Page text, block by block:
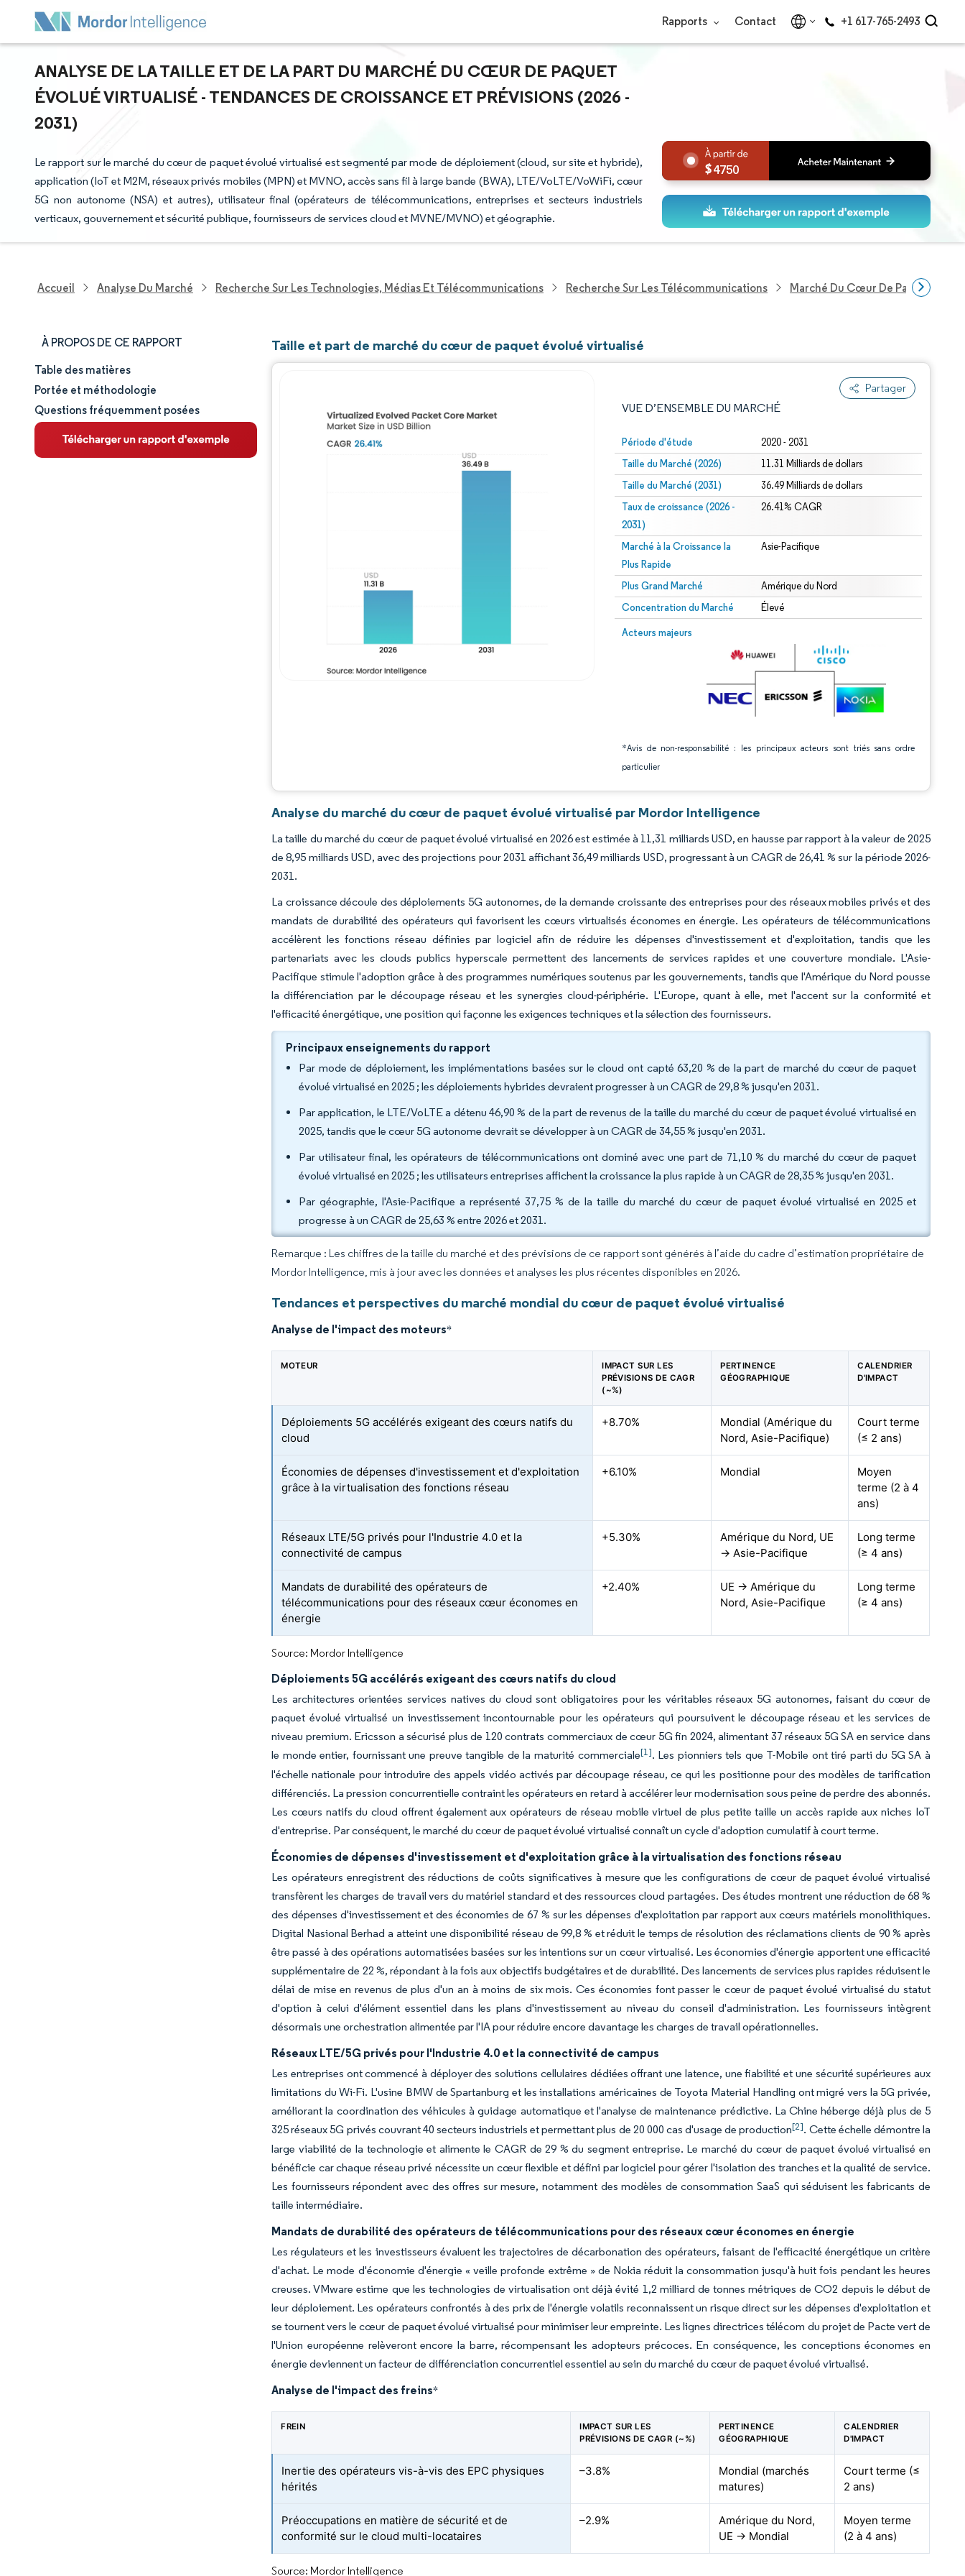
Rapports Contact +1 617-765-2493
ANALYSE DE LA TAILLE ET DE LA PART DU MARCHÉ DU CŒUR DE PAQUET
ÉVOLUÉ VIRTUALISÉ - TENDANCES DE CROISSANCE ET PRÉVISIONS (2026 -
2031)
Le rapport sur le marché du cœur de paquet évolué virtualisé est segmenté par mode de déploiement (cloud, sur site et hybride),
application (IoT et M2M, réseaux privés mobiles (MPN) et MVNO, accès sans fil à large bande (BWA), LTE/VoLTE/VoWiFi, cœur
5G non autonome (NSA) et autres), utilisateur final (opérateurs de télécommunications, entreprises et secteurs industriels
verticaux, gouvernement et sécurité publique, fournisseurs de services cloud et MVNE/MVNO) et géographie.
4750
Accueil Analyse Du Marché Recherche Sur Les Technologies, Médias Et Télécommunications Recherche Sur Les Télécommunications Marché Du Cœur De Paquet
À PROPOS DE CE RAPPORT
Taille et part de marché
Analyse du marché
Tendances et perspectives
Table des matières
Portée et méthodologie
Questions fréquemment posées
Taille et part de marché du cœur de paquet évolué virtualisé
Partager
VUE D’ENSEMBLE DU MARCHÉ
Période d'étude 2020 - 2031
Taille du Marché (2026) 11.31 Milliards de dollars
Taille du Marché (2031) 36.49 Milliards de dollars
Taux de croissance (2026 -
2031)
26.41% CAGR
Marché à la Croissance la
Plus Rapide
Asie-Pacifique
Plus Grand Marché Amérique du Nord
Concentration du Marché Élevé
Acteurs majeurs
*Avis de non-responsabilité : les principaux acteurs sont triés sans ordre
particulier
Image © Mordor Intelligence. La réutilisation nécessite une attribution sous CC BY 4.0.
Image © Mordor Intelligence. La réutilisation nécessite une attribution sous CC BY 4.0.
Analyse du marché du cœur de paquet évolué virtualisé par Mordor Intelligence
La taille du marché du cœur de paquet évolué virtualisé en 2026 est estimée à 11,31 milliards USD, en hausse par rapport à la valeur de 2025
de 8,95 milliards USD, avec des projections pour 2031 affichant 36,49 milliards USD, progressant à un CAGR de 26,41 % sur la période 2026-
2031.
La croissance découle des déploiements 5G autonomes, de la demande croissante des entreprises pour des réseaux mobiles privés et des
mandats de durabilité des opérateurs qui favorisent les cœurs virtualisés économes en énergie. Les opérateurs de télécommunications
accélèrent les fonctions réseau définies par logiciel afin de réduire les dépenses d'investissement et d'exploitation, tandis que les
partenariats avec les clouds publics hyperscale permettent des lancements de services rapides et une couverture mondiale. L'Asie-
Pacifique stimule l'adoption grâce à des programmes numériques soutenus par les gouvernements, tandis que l'Amérique du Nord pousse
la différenciation par le découpage réseau et les synergies cloud-périphérie. L'Europe, quant à elle, met l'accent sur la conformité et
l'efficacité énergétique, une position qui façonne les exigences techniques et la sélection des fournisseurs.
Principaux enseignements du rapport
Par mode de déploiement, les implémentations basées sur le cloud ont capté 63,20 % de la part de marché du cœur de paquet
évolué virtualisé en 2025 ; les déploiements hybrides devraient progresser à un CAGR de 29,8 % jusqu'en 2031.
Par application, le LTE/VoLTE a détenu 46,90 % de la part de revenus de la taille du marché du cœur de paquet évolué virtualisé en
2025, tandis que le cœur 5G autonome devrait se développer à un CAGR de 34,55 % jusqu'en 2031.
Par utilisateur final, les opérateurs de télécommunications ont dominé avec une part de 71,10 % du marché du cœur de paquet
évolué virtualisé en 2025 ; les utilisateurs entreprises affichent la croissance la plus rapide à un CAGR de 28,35 % jusqu'en 2031.
Par géographie, l'Asie-Pacifique a représenté 37,75 % de la taille du marché du cœur de paquet évolué virtualisé en 2025 et
progresse à un CAGR de 25,63 % entre 2026 et 2031.
Remarque : Les chiffres de la taille du marché et des prévisions de ce rapport sont générés à l’aide du cadre d’estimation propriétaire de
Mordor Intelligence, mis à jour avec les données et analyses les plus récentes disponibles en 2026.
Tendances et perspectives du marché mondial du cœur de paquet évolué virtualisé
Analyse de l'impact des moteurs*
MOTEUR
IMPACT SUR LES
PRÉVISIONS DE CAGR
(~%)
PERTINENCE
GÉOGRAPHIQUE
CALENDRIER
D'IMPACT
Déploiements 5G accélérés exigeant des cœurs natifs du
cloud
+8.70%
Mondial (Amérique du
Nord, Asie-Pacifique)
Court terme
(≤ 2 ans)
Économies de dépenses d'investissement et d'exploitation
grâce à la virtualisation des fonctions réseau
+6.10% Mondial
Moyen
terme (2 à 4
ans)
Réseaux LTE/5G privés pour l'Industrie 4.0 et la
connectivité de campus
+5.30%
Amérique du Nord, UE
→ Asie-Pacifique
Long terme
(≥ 4 ans)
Mandats de durabilité des opérateurs de
télécommunications pour des réseaux cœur économes en
énergie
+2.40%
UE → Amérique du
Nord, Asie-Pacifique
Long terme
(≥ 4 ans)
Source: Mordor Intelligence
Déploiements 5G accélérés exigeant des cœurs natifs du cloud
Les architectures orientées services natives du cloud sont obligatoires pour les véritables réseaux 5G autonomes, faisant du cœur de
paquet évolué virtualisé un investissement incontournable pour les opérateurs qui poursuivent le découpage réseau et les services de
niveau premium. Ericsson a sécurisé plus de 120 contrats commerciaux de cœur 5G fin 2024, alimentant 37 réseaux 5G SA en service dans
le monde entier, fournissant une preuve tangible de la maturité commerciale[1]. Les pionniers tels que T-Mobile ont tiré parti du 5G SA à
l'échelle nationale pour introduire des appels vidéo activés par découpage réseau, ce qui les positionne pour des modèles de tarification
différenciés. La pression concurrentielle contraint les opérateurs en retard à accélérer leur modernisation sous peine de perdre des abonnés.
Les cœurs natifs du cloud offrent également aux opérateurs de réseau mobile virtuel de plus petite taille un accès rapide aux niches IoT
d'entreprise. Par conséquent, le marché du cœur de paquet évolué virtualisé connaît un cycle d'adoption cumulatif à court terme.
Économies de dépenses d'investissement et d'exploitation grâce à la virtualisation des fonctions réseau
Les opérateurs enregistrent des réductions de coûts significatives à mesure que les configurations de cœur de paquet évolué virtualisé
transfèrent les charges de travail vers du matériel standard et des ressources cloud partagées. Des études montrent une réduction de 68 %
des dépenses d'investissement et des économies de 67 % sur les dépenses d'exploitation par rapport aux cœurs matériels monolithiques.
Digital Nasional Berhad a atteint une disponibilité réseau de 99,8 % et réduit le temps de résolution des réclamations clients de 90 % après
être passé à des opérations automatisées basées sur les intentions sur un cœur virtualisé. Les économies d'énergie apportent une efficacité
supplémentaire de 22 %, répondant à la fois aux objectifs budgétaires et de durabilité. Des lancements de services plus rapides réduisent le
délai de mise en revenus de plus d'un an à moins de six mois. Ces économies font passer le cœur de paquet évolué virtualisé du statut
d'option à celui d'élément essentiel dans les plans d'investissement au niveau du conseil d'administration. Les fournisseurs intègrent
désormais une orchestration alimentée par l'IA pour réduire encore davantage les charges de travail opérationnelles.
Réseaux LTE/5G privés pour l'Industrie 4.0 et la connectivité de campus
Les entreprises ont commencé à déployer des solutions cellulaires dédiées offrant une latence, une fiabilité et une sécurité supérieures aux
limitations du Wi-Fi. L'usine BMW de Spartanburg et les installations américaines de Toyota Material Handling ont migré vers la 5G privée,
améliorant la coordination des véhicules à guidage automatique et l'analyse de maintenance prédictive. La Chine héberge déjà plus de 5
325 réseaux 5G privés couvrant 40 secteurs industriels et permettant plus de 20 000 cas d'usage de production[2]. Cette échelle démontre la
large viabilité de la technologie et alimente le CAGR de 29 % du segment entreprise. Le marché du cœur de paquet évolué virtualisé en
bénéficie car chaque réseau privé nécessite un cœur flexible et défini par logiciel pour gérer l'isolation des tranches et la qualité de service.
Les fournisseurs répondent avec des offres sur mesure, notamment des modèles de consommation SaaS qui séduisent les fabricants de
taille intermédiaire.
Mandats de durabilité des opérateurs de télécommunications pour des réseaux cœur économes en énergie
Les régulateurs et les investisseurs évaluent les trajectoires de décarbonation des opérateurs, faisant de l'efficacité énergétique un critère
d'achat. Le mode d'économie d'énergie « veille profonde extrême » de Nokia réduit la consommation jusqu'à huit fois pendant les heures
creuses. VMware estime que les technologies de virtualisation ont déjà évité 1,2 milliard de tonnes métriques de CO2 depuis le début de
leur déploiement. Les opérateurs confrontés à des prix de l'énergie volatils reconnaissent un risque direct sur les dépenses d'exploitation et
se tournent vers le cœur de paquet évolué virtualisé pour minimiser leur empreinte. Les lignes directrices télécom du projet de Pacte vert de
l'Union européenne relèveront encore la barre, récompensant les adopteurs précoces. En conséquence, les conceptions économes en
énergie deviennent un facteur de différenciation concurrentiel essentiel au sein du marché du cœur de paquet évolué virtualisé.
Analyse de l'impact des freins*
FREIN
IMPACT SUR LES
PRÉVISIONS DE CAGR (~%)
PERTINENCE
GÉOGRAPHIQUE
CALENDRIER
D'IMPACT
Inertie des opérateurs vis-à-vis des EPC physiques
hérités
–3.8%
Mondial (marchés
matures)
Court terme (≤
2 ans)
Préoccupations en matière de sécurité et de
conformité sur le cloud multi-locataires
–2.9%
Amérique du Nord,
UE → Mondial
Moyen terme
(2 à 4 ans)
Source: Mordor Intelligence